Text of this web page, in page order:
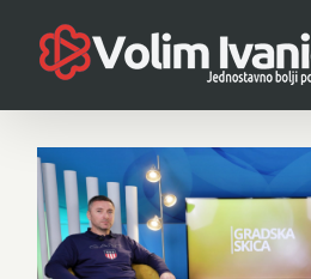
content
View
Larger
Image